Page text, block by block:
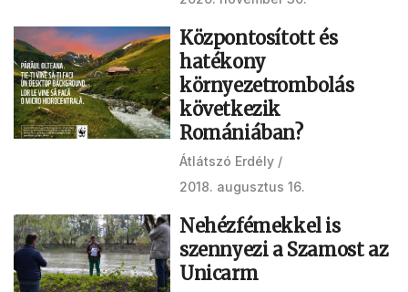
Központosított és
hatékony
környezetrombolás
következik
Romániában?
Átlátszó Erdély
2018. augusztus 16.
Nehézfémekkel is
szennyezi a Szamost az
Unicarm